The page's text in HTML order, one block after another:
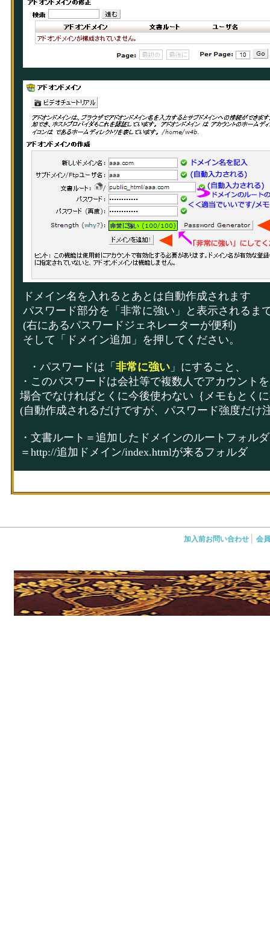
ドメイン名を入れるとあとは自動作成されます
パスワード部分を「非常に強い」と表示されるま
(右にあるパスワードジェネレーターが便利)
そして「ドメイン追加」を押してください。
・パスワードは「 非常に強い 」にすること、
・このパスワードは会社等で複数人でアカウント
場合でなければとくに今後使わない｛メモもとく
(自動作成されるだけですが、パスワード強度だけ
・文書ルート＝追加したドメインのルートフォルダ
＝http://追加ドメイン/index.htmlが来るフォルダ
http://追加ドメイン/で表示できます。
ムームードメインでドメイン取得→Storage-Service
加入前お問い合わせ | 会